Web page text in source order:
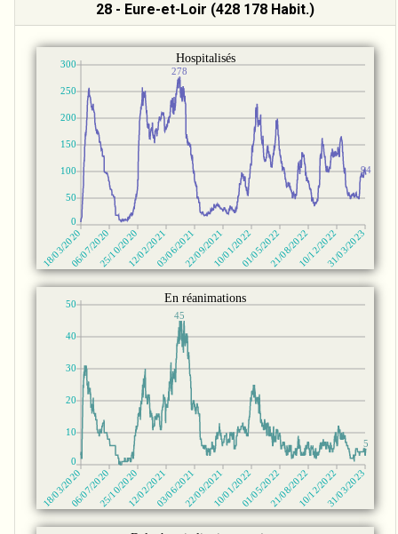
28 - Eure-et-Loir (428 178 Habit.)